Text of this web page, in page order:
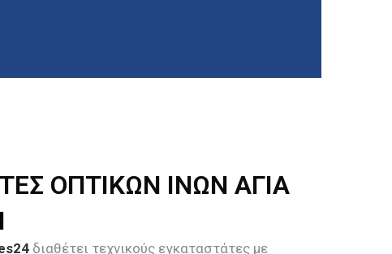
ΟΠΤΙΚΩΝ ΙΝΩΝ ΑΓΙΑ
διαθέτει τεχνικούς εγκαταστάτες με